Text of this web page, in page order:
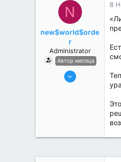
N
new$world$orde
r
Administrator
Автор месяца
27 Май 2022
8